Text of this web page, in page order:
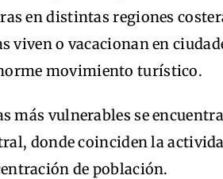
en distintas regiones
viven o vacacionan en
movimiento turístico.
más vulnerables se
donde coinciden la
de población.